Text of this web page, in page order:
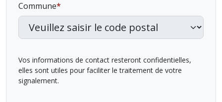
Commune
Vos informations de contact resteront confidentielles,
elles sont utiles pour faciliter le traitement de votre
signalement.